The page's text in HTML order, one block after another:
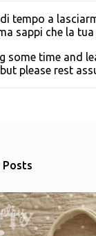
tempo a
sappi che la
some time and
please rest
Posts